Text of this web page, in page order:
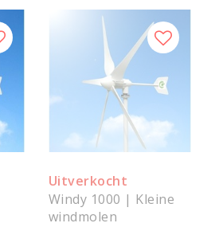
Uitverkocht
Windy 1000 | Kleine
windmolen